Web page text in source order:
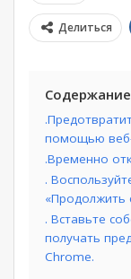
Делиться
Содержание
помощью
.Временно
.
«Продолжить
. Вставьте
получать
Chrome.